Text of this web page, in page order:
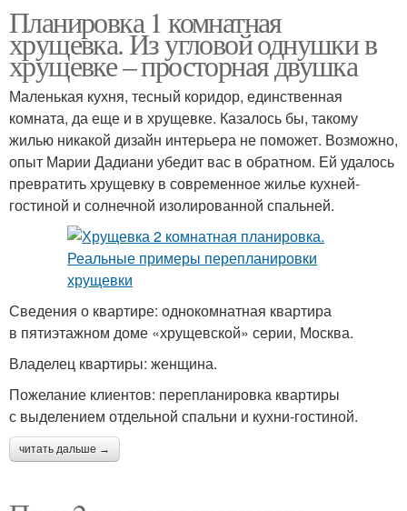
Планировка 1 комнатная
хрущевка. Из угловой однушки в
хрущевке – просторная двушка
Маленькая кухня, тесный коридор, единственная
комната, да еще и в хрущевке. Казалось бы, такому
жилью никакой дизайн интерьера не поможет. Возможно,
опыт Марии Дадиани убедит вас в обратном. Ей удалось
превратить хрущевку в современное жилье кухней-
гостиной и солнечной изолированной спальней.
Сведения о квартире: однокомнатная квартира
в пятиэтажном доме «хрущевской» серии, Москва.
Владелец квартиры: женщина.
Пожелание клиентов: перепланировка квартиры
с выделением отдельной спальни и кухни-гостиной.
читать дальше →